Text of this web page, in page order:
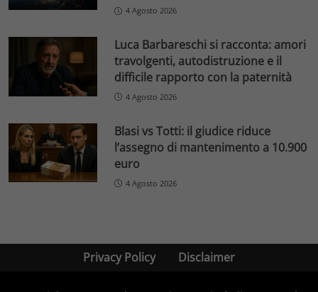
4 Agosto 2026
Luca Barbareschi si racconta: amori
travolgenti, autodistruzione e il
difficile rapporto con la paternità
4 Agosto 2026
Blasi vs Totti: il giudice riduce
l’assegno di mantenimento a 10.900
euro
4 Agosto 2026
Privacy Policy Disclaimer